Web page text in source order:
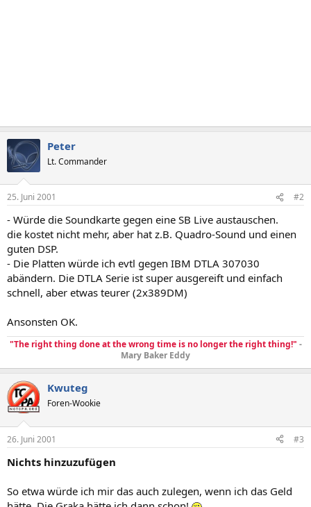
Peter
Lt. Commander
25. Juni 2001 #2
- Würde die Soundkarte gegen eine SB Live austauschen.
die kostet nicht mehr, aber hat z.B. Quadro-Sound und einen
guten DSP.
- Die Platten würde ich evtl gegen IBM DTLA 307030
abändern. Die DTLA Serie ist super ausgereift und einfach
schnell, aber etwas teurer (2x389DM)
Ansonsten OK.
"The right thing done at the wrong time is no longer the right thing!" -
Mary Baker Eddy
Kwuteg
Foren-Wookie
26. Juni 2001 #3
Nichts hinzuzufügen
So etwa würde ich mir das auch zulegen, wenn ich das Geld